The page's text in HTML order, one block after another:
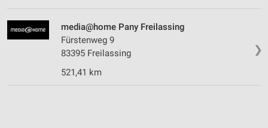
❯
media@home Pany Freilassing
Fürstenweg 9
83395 Freilassing
521,41 km